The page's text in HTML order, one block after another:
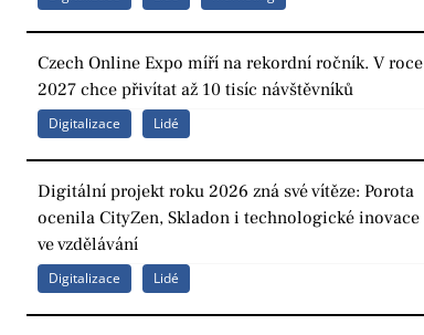
Czech Online Expo míří na rekordní ročník. V roce
2027 chce přivítat až 10 tisíc návštěvníků
Digitalizace Lidé
Digitální projekt roku 2026 zná své vítěze: Porota
ocenila CityZen, Skladon i technologické inovace
ve vzdělávání
Digitalizace Lidé